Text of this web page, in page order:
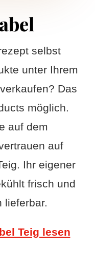
selbst
unter Ihrem
Das
möglich.
auf dem
auf
Ihr eigener
frisch und
lieferbar.
Teig lesen